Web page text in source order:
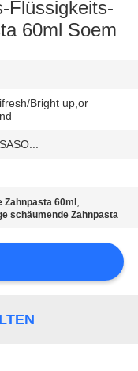
Flüssigkeits-
60ml Soem
Bright up,or
Zahnpasta 60ml ,
schäumende Zahnpasta